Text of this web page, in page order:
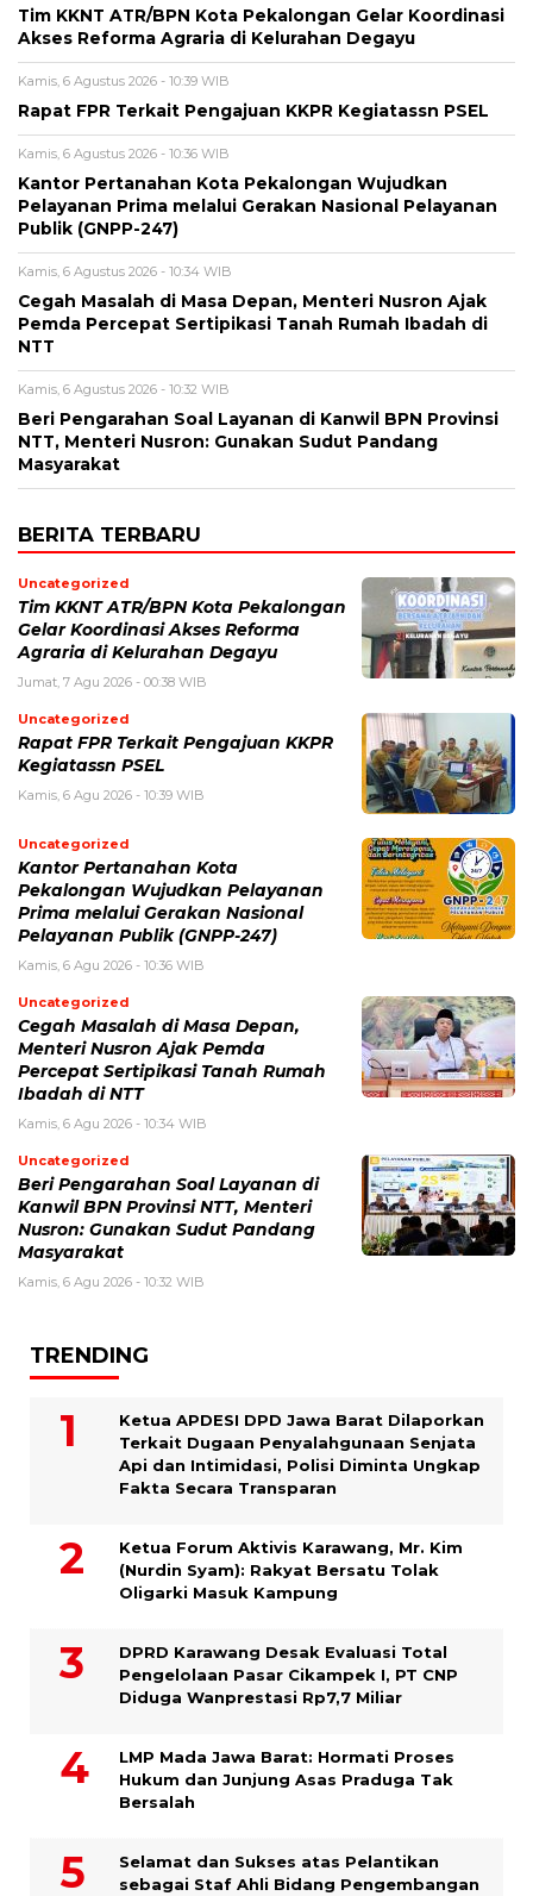
Tim KKNT ATR/BPN Kota Pekalongan Gelar Koordinasi
Akses Reforma Agraria di Kelurahan Degayu
Kamis, 6 Agustus 2026 - 10:39 WIB
Rapat FPR Terkait Pengajuan KKPR Kegiatassn PSEL
Kamis, 6 Agustus 2026 - 10:36 WIB
Kantor Pertanahan Kota Pekalongan Wujudkan
Pelayanan Prima melalui Gerakan Nasional Pelayanan
Publik (GNPP-247)
Kamis, 6 Agustus 2026 - 10:34 WIB
Cegah Masalah di Masa Depan, Menteri Nusron Ajak
Pemda Percepat Sertipikasi Tanah Rumah Ibadah di
NTT
Kamis, 6 Agustus 2026 - 10:32 WIB
Beri Pengarahan Soal Layanan di Kanwil BPN Provinsi
NTT, Menteri Nusron: Gunakan Sudut Pandang
Masyarakat
BERITA TERBARU
Uncategorized
Tim KKNT ATR/BPN Kota Pekalongan
Gelar Koordinasi Akses Reforma
Agraria di Kelurahan Degayu
Jumat, 7 Agu 2026 - 00:38 WIB
Uncategorized
Rapat FPR Terkait Pengajuan KKPR
Kegiatassn PSEL
Kamis, 6 Agu 2026 - 10:39 WIB
Uncategorized
Kantor Pertanahan Kota
Pekalongan Wujudkan Pelayanan
Prima melalui Gerakan Nasional
Pelayanan Publik (GNPP-247)
Kamis, 6 Agu 2026 - 10:36 WIB
Uncategorized
Cegah Masalah di Masa Depan,
Menteri Nusron Ajak Pemda
Percepat Sertipikasi Tanah Rumah
Ibadah di NTT
Kamis, 6 Agu 2026 - 10:34 WIB
Uncategorized
Beri Pengarahan Soal Layanan di
Kanwil BPN Provinsi NTT, Menteri
Nusron: Gunakan Sudut Pandang
Masyarakat
Kamis, 6 Agu 2026 - 10:32 WIB
TRENDING
Ketua APDESI DPD Jawa Barat Dilaporkan
Terkait Dugaan Penyalahgunaan Senjata
Api dan Intimidasi, Polisi Diminta Ungkap
Fakta Secara Transparan
Ketua Forum Aktivis Karawang, Mr. Kim
(Nurdin Syam): Rakyat Bersatu Tolak
Oligarki Masuk Kampung
DPRD Karawang Desak Evaluasi Total
Pengelolaan Pasar Cikampek I, PT CNP
Diduga Wanprestasi Rp7,7 Miliar
LMP Mada Jawa Barat: Hormati Proses
Hukum dan Junjung Asas Praduga Tak
Bersalah
Selamat dan Sukses atas Pelantikan
sebagai Staf Ahli Bidang Pengembangan